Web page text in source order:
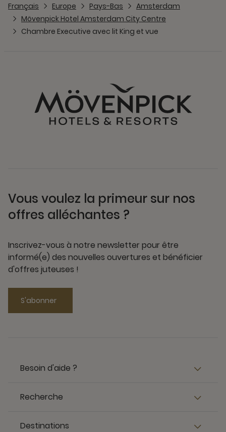
Français Europe Pays-Bas
Amsterdam
Mövenpick Hotel Amsterdam City Centre
Chambre Executive avec lit King et vue
Vous voulez la primeur sur nos
offres alléchantes ?
Inscrivez-vous à notre newsletter pour être
informé(e) des nouvelles ouvertures et bénéficier
d'offres juteuses !
S'abonner
Besoin d'aide ?
Recherche
Destinations